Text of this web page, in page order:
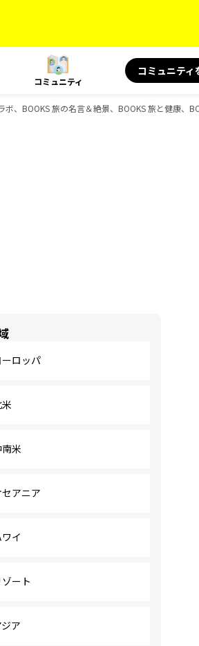
コミュニティ
コミュニティ
BOOKS 旅の名言＆絶景、BOOKS 旅と健康、
ーロッパ
南米
セアニア
ワイ
ゾート
ジア